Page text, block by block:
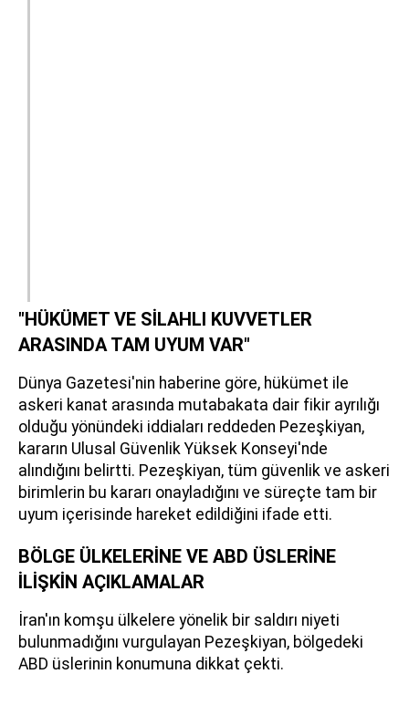
"HÜKÜMET VE SİLAHLI KUVVETLER
ARASINDA TAM UYUM VAR"
Dünya Gazetesi'nin haberine göre, hükümet ile
askeri kanat arasında mutabakata dair fikir ayrılığı
olduğu yönündeki iddiaları reddeden Pezeşkiyan,
kararın Ulusal Güvenlik Yüksek Konseyi'nde
alındığını belirtti. Pezeşkiyan, tüm güvenlik ve askeri
birimlerin bu kararı onayladığını ve süreçte tam bir
uyum içerisinde hareket edildiğini ifade etti.
BÖLGE ÜLKELERİNE VE ABD ÜSLERİNE
İLİŞKİN AÇIKLAMALAR
İran'ın komşu ülkelere yönelik bir saldırı niyeti
bulunmadığını vurgulayan Pezeşkiyan, bölgedeki
ABD üslerinin konumuna dikkat çekti.